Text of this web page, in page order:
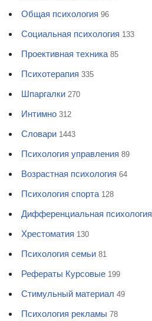
Общая психология 96
Социальная психология 133
Проективная техника 85
Психотерапия 335
Шпаргалки 270
Интимно 312
Словари 1443
Психология управления 89
Возрастная психология 64
Психология спорта 128
Дифференциальная психология
Хрестоматия 130
Психология семьи 81
Рефераты Курсовые 199
Стимульный материал 49
Психология рекламы 78